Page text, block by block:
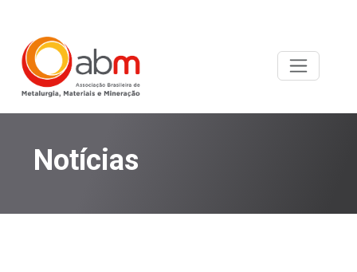
Notícias